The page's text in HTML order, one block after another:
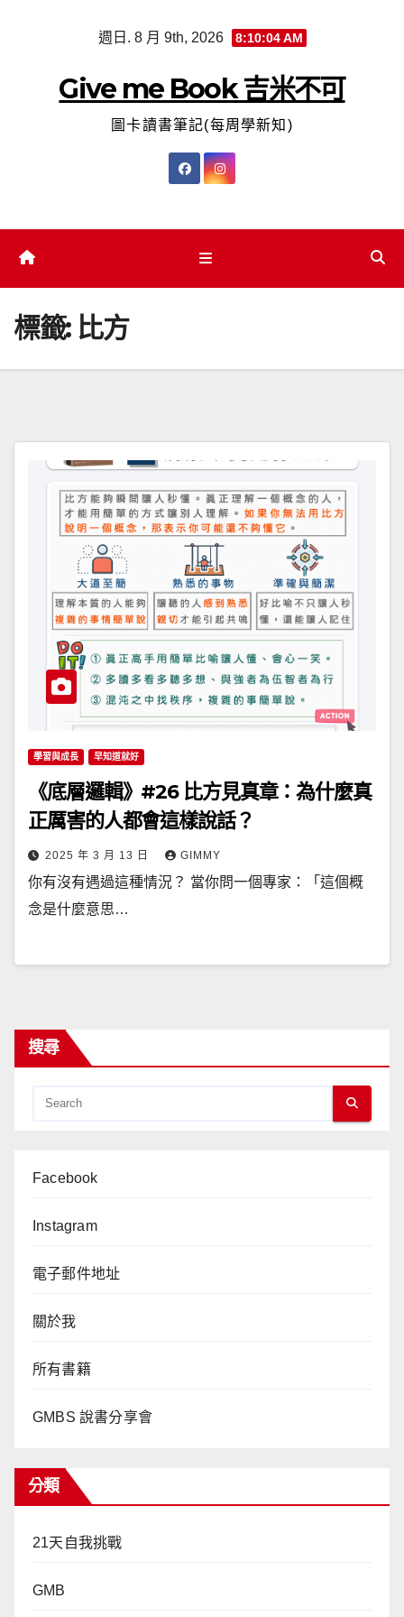
週日. 8 月 9th, 2026 8:10:04 AM
Give me Book 吉米不可
圖卡讀書筆記(每周學新知)
標籤: 比方
學習與成長 早知道就好
《底層邏輯》#26 比方見真章：為什麼真
正厲害的人都會這樣說話？
2025 年 3 月 13 日 GIMMY
你有沒有遇過這種情況？ 當你問一個專家：「這個概
念是什麼意思…
搜尋
Facebook
Instagram
電子郵件地址
關於我
所有書籍
GMBS 說書分享會
分類
21天自我挑戰
GMB